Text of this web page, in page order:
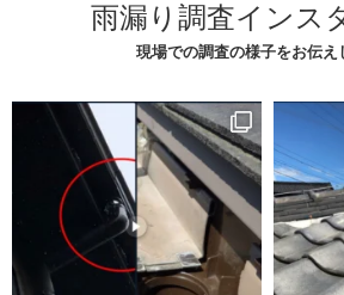
雨漏り調査インス
現場での調査の様子をお伝え